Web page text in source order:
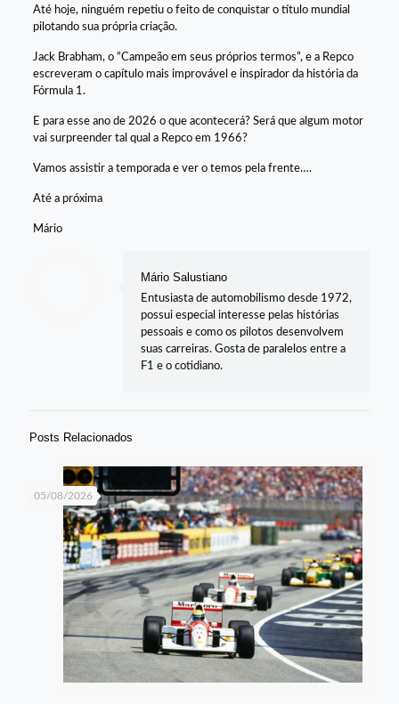
Até hoje, ninguém repetiu o feito de conquistar o título mundial
pilotando sua própria criação.
Jack Brabham, o “Campeão em seus próprios termos”, e a Repco
escreveram o capítulo mais improvável e inspirador da história da
Fórmula 1.
E para esse ano de 2026 o que acontecerá? Será que algum motor
vai surpreender tal qual a Repco em 1966?
Vamos assistir a temporada e ver o temos pela frente….
Até a próxima
Mário
Mário Salustiano
Entusiasta de automobilismo desde 1972,
possui especial interesse pelas histórias
pessoais e como os pilotos desenvolvem
suas carreiras. Gosta de paralelos entre a
F1 e o cotidiano.
Posts Relacionados
05/08/2026